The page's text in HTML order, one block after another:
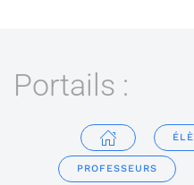
Portails :
PROFESSEURS